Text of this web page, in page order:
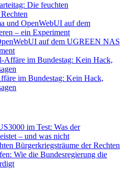
Die feuchten
und OpenWebUI auf dem
– ein Experiment
auf dem UGREEN NAS
Affäre im Bundestag: Kein Hack,
im Bundestag: Kein Hack,
im Test: Was der
– und was nicht
Bürgerkriegsträume der Rechten
Wie die Bundesregierung die